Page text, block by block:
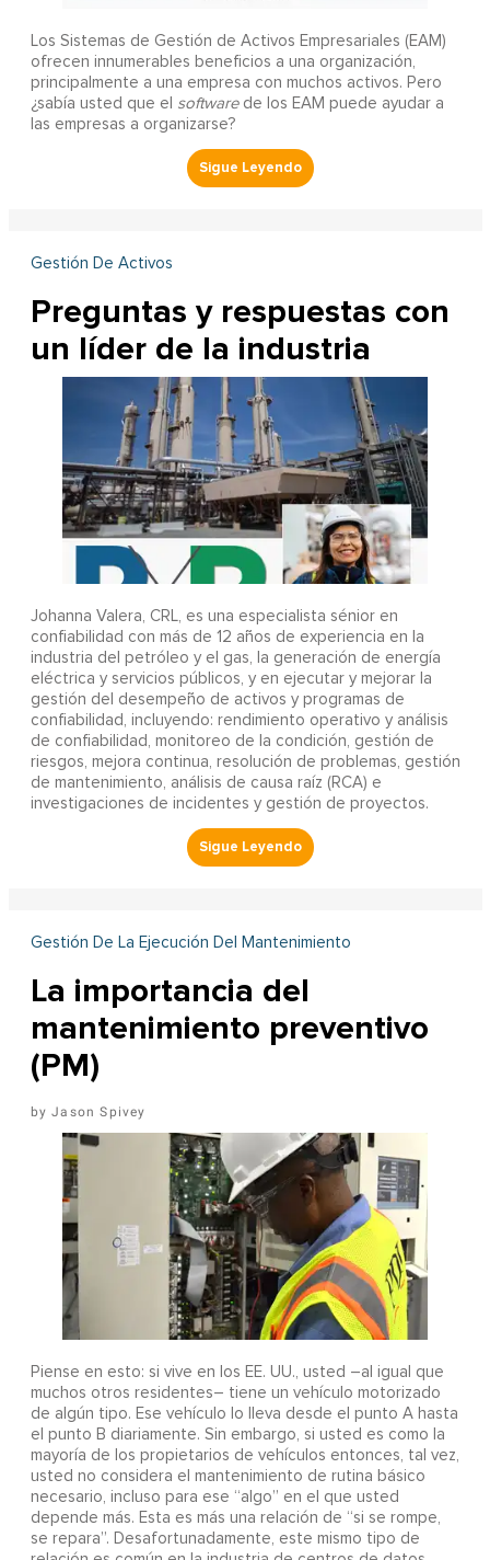
Los Sistemas de Gestión de Activos Empresariales (EAM)
ofrecen innumerables beneficios a una organización,
principalmente a una empresa con muchos activos. Pero
¿sabía usted que el softwarede los EAM puede ayudar a
las empresas a organizarse?
Gestión De Activos
Preguntas y respuestas con
un líder de la industria
Johanna Valera, CRL, es una especialista sénior en
confiabilidad con más de 12 años de experiencia en la
industria del petróleo y el gas, la generación de energía
eléctrica y servicios públicos, y en ejecutar y mejorar la
gestión del desempeño de activos y programas de
confiabilidad, incluyendo: rendimiento operativo y análisis
de confiabilidad, monitoreo de la condición, gestión de
riesgos, mejora continua, resolución de problemas, gestión
de mantenimiento, análisis de causa raíz (RCA) e
investigaciones de incidentes y gestión de proyectos.
Gestión De La Ejecución Del Mantenimiento
La importancia del
mantenimiento preventivo
(PM)
Jason Spivey
Piense en esto: si vive en los EE. UU., usted –al igual que
muchos otros residentes– tiene un vehículo motorizado
de algún tipo. Ese vehículo lo lleva desde el punto A hasta
el punto B diariamente. Sin embargo, si usted es como la
mayoría de los propietarios de vehículos entonces, tal vez,
usted no considera el mantenimiento de rutina básico
necesario, incluso para ese “algo” en el que usted
depende más. Esta es más una relación de “si se rompe,
se repara”. Desafortunadamente, este mismo tipo de